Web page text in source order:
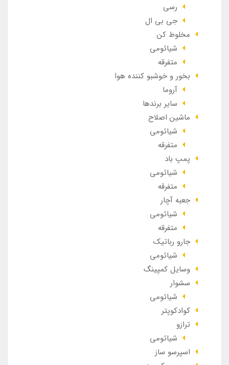
رسی
جی بی ال
مخلوط کن
شیائومی
متفرقه
بخور و خوشبو کننده هوا
آروما
سایر برندها
ماشین اصلاح
شیائومی
متفرقه
پمپ باد
شیائومی
متفرقه
جعبه آچار
شیائومی
متفرقه
جارو رباتیک
شیائومی
وسایل کمپینگ
سشوار
شیائومی
کوادکوپتر
ترازو
شیائومی
اسپرسو ساز